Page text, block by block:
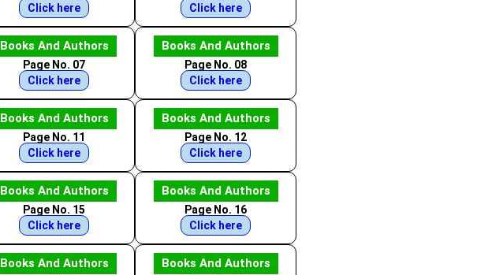
Click here
Click here
Books And Authors
Page No. 07
Click here
Books And Authors
Page No. 08
Click here
Books And Authors
Page No. 11
Click here
Books And Authors
Page No. 12
Click here
Books And Authors
Page No. 15
Click here
Books And Authors
Page No. 16
Click here
Books And Authors Books And Authors